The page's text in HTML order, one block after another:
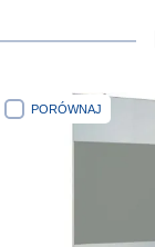
PORÓWNAJ